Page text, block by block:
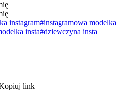
instagram#instagramowa modelka
insta#dziewczyna insta
link